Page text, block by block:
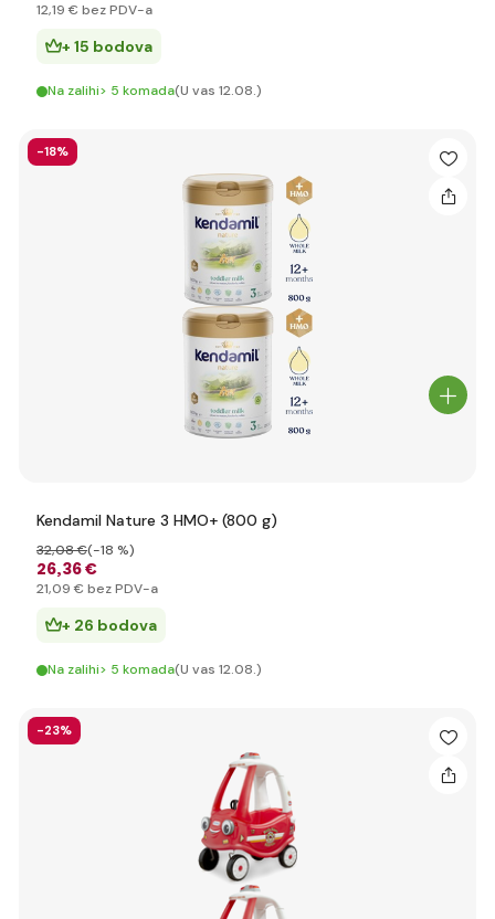
12,19 € bez PDV-a
+ 15 bodova
Na zalihi> 5 komada(U vas 12.08.)
-18%
Kendamil Nature 3 HMO+ (800 g)
26,36 €
32,08 €(-18 %)
21,09 € bez PDV-a
+ 26 bodova
Na zalihi> 5 komada(U vas 12.08.)
-23%